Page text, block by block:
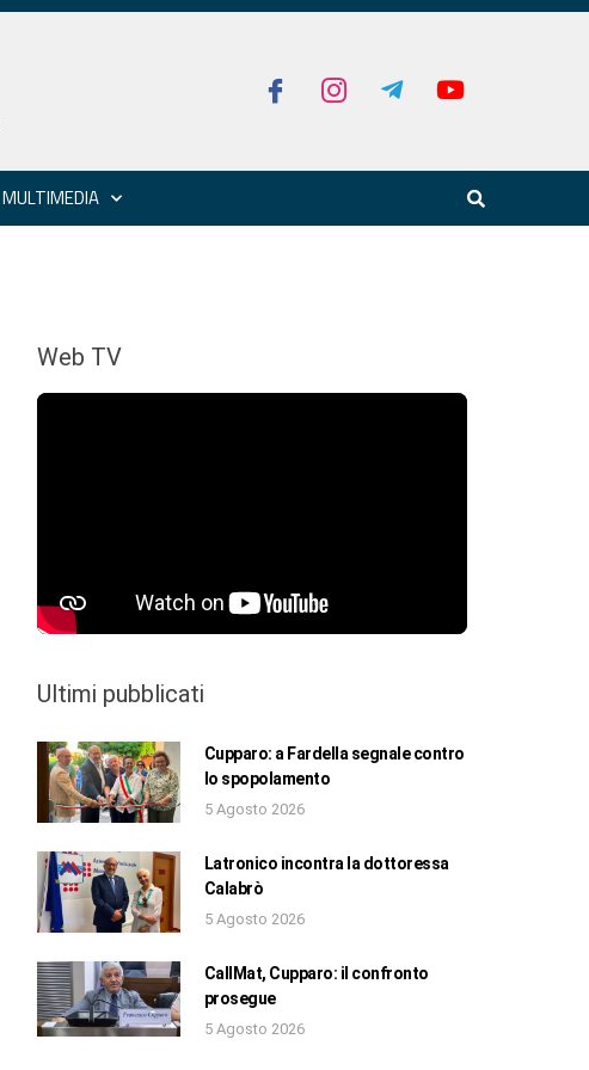
MULTIMEDIA
Web TV
Ultimi pubblicati
Cupparo: a Fardella segnale contro
lo spopolamento
5 Agosto 2026
Latronico incontra la dottoressa
Calabrò
5 Agosto 2026
CallMat, Cupparo: il confronto
prosegue
5 Agosto 2026